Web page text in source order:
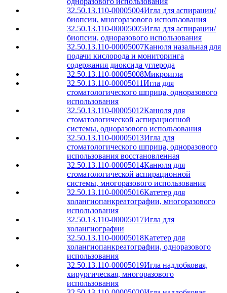
32.50.13.110-00005004Игла для аспирации/
биопсии, многоразового использования
32.50.13.110-00005005Игла для аспирации/
биопсии, одноразового использования
32.50.13.110-00005007Канюля назальная для
подачи кислорода и мониторинга
содержания диоксида углерода
32.50.13.110-00005008Микроигла
32.50.13.110-00005011Игла для
стоматологического шприца, одноразового
использования
32.50.13.110-00005012Канюля для
стоматологической аспирационной
системы, одноразового использования
32.50.13.110-00005013Игла для
стоматологического шприца, одноразового
использования восстановленная
32.50.13.110-00005014Канюля для
стоматологической аспирационной
системы, многоразового использования
32.50.13.110-00005016Катетер для
холангиопанкреатографии, многоразового
использования
32.50.13.110-00005017Игла для
холангиографии
32.50.13.110-00005018Катетер для
холангиопанкреатографии, одноразового
использования
32.50.13.110-00005019Игла надлобковая,
хирургическая, многоразового
использования